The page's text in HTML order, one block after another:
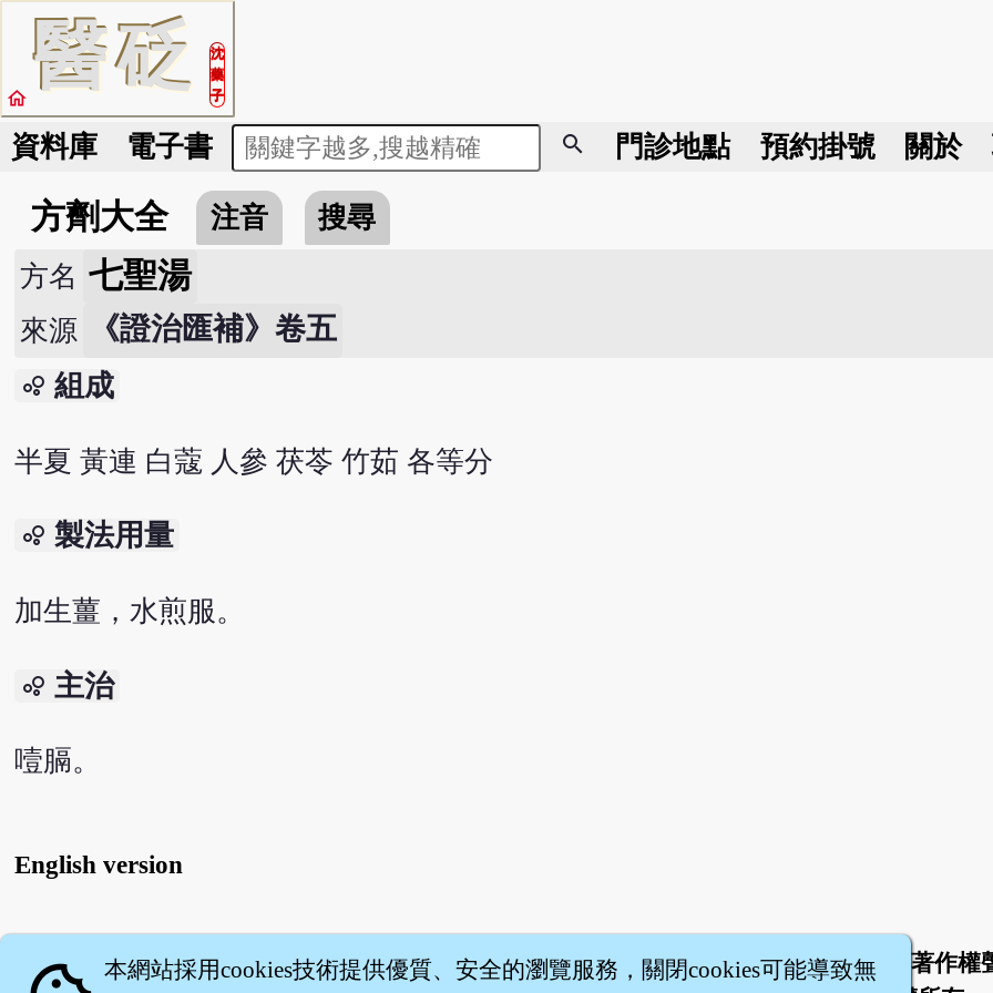
醫砭
沈
藥
子
home
資料庫 電子書 search 門診地點 預約掛號 關於
方劑大全 注音
搜尋
方名 七聖湯
來源 《證治匯補》卷五
bubble_chart 組成
半夏 黃連 白蔻 人參 茯苓 竹茹 各等分
bubble_chart 製法用量
加生薑，水煎服。
bubble_chart 主治
噎膈。
English version
關於 | 聯絡我們 服務條款 隱私權條款
著作權
本網站採用cookies技術提供優質、安全的瀏覽服務，關閉cookies可能導致無